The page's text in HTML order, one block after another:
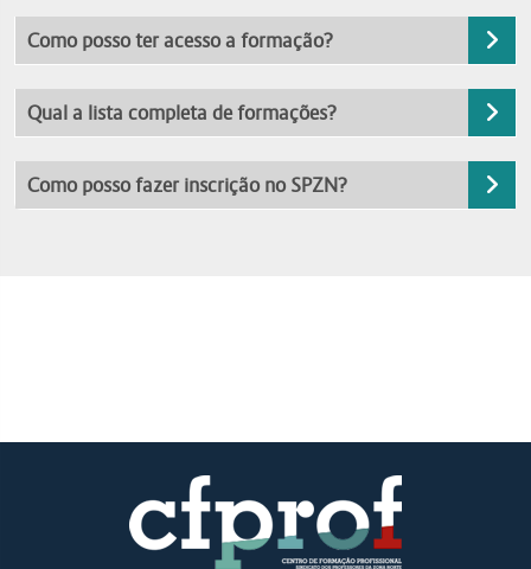
Como posso ter acesso a formação?
Qual a lista completa de formações?
Como posso fazer inscrição no SPZN?